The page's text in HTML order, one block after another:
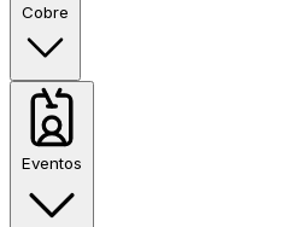
Cobre
Eventos